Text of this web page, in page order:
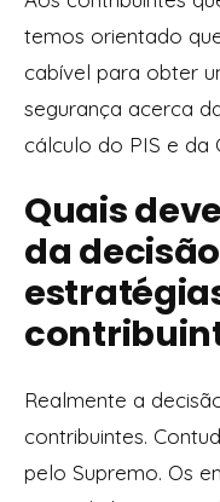
temos orientado
cabível para obter
segurança acerca
cálculo do PIS e da
Quais
da
Realmente a
contribuintes.
pelo Supremo. Os